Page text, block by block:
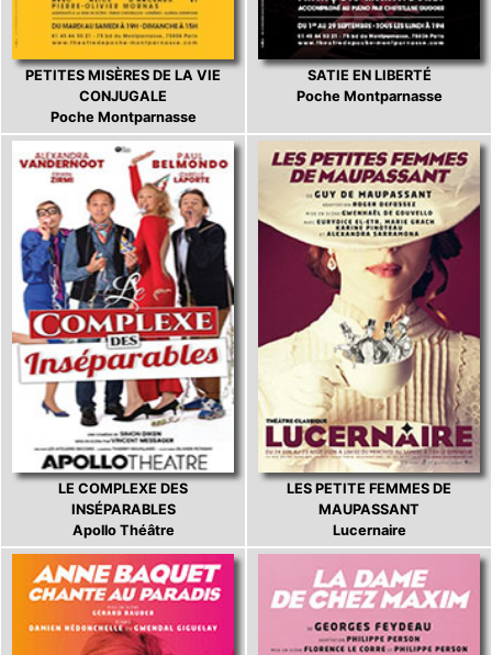
PETITES MISÈRES DE LA VIE
CONJUGALE
Poche Montparnasse
SATIE EN LIBERTÉ
Poche Montparnasse
LE COMPLEXE DES
INSÉPARABLES
Apollo Théâtre
LES PETITE FEMMES DE
MAUPASSANT
Lucernaire